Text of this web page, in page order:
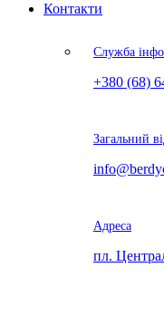
Контакти
Служба
+380 (68)
Загальний
Адреса
пл.